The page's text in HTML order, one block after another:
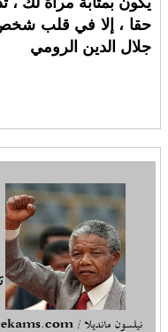
حقا ، إلا في قلب
جلال الدين الرومي